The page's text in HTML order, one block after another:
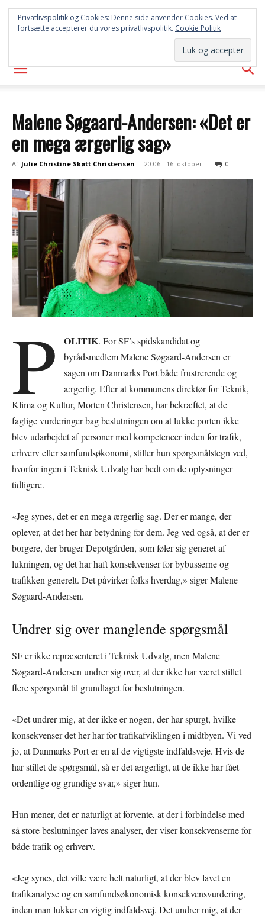
SYD
AVISEN
Malene Søgaard-Andersen: «Det er
en mega ærgerlig sag»
Af Julie Christine Skøtt Christensen - 20:06 - 16. oktober 0
P OLITIK. For SF’s spidskandidat og
byrådsmedlem Malene Søgaard-Andersen er
sagen om Danmarks Port både frustrerende og
ærgerlig. Efter at kommunens direktør for Teknik,
Klima og Kultur, Morten Christensen, har bekræftet, at de
faglige vurderinger bag beslutningen om at lukke porten ikke
blev udarbejdet af personer med kompetencer inden for trafik,
erhverv eller samfundsøkonomi, stiller hun spørgsmålstegn ved,
hvorfor ingen i Teknisk Udvalg har bedt om de oplysninger
tidligere.
«Jeg synes, det er en mega ærgerlig sag. Der er mange, der
oplever, at det her har betydning for dem. Jeg ved også, at der er
borgere, der bruger Depotgården, som føler sig generet af
lukningen, og det har haft konsekvenser for bybusserne og
trafikken generelt. Det påvirker folks hverdag,» siger Malene
Søgaard-Andersen.
Undrer sig over manglende spørgsmål
SF er ikke repræsenteret i Teknisk Udvalg, men Malene
Søgaard-Andersen undrer sig over, at der ikke har været stillet
flere spørgsmål til grundlaget for beslutningen.
«Det undrer mig, at der ikke er nogen, der har spurgt, hvilke
konsekvenser det her har for trafikafviklingen i midtbyen. Vi ved
jo, at Danmarks Port er en af de vigtigste indfaldsveje. Hvis de
har stillet de spørgsmål, så er det ærgerligt, at de ikke har fået
ordentlige og grundige svar,» siger hun.
Hun mener, det er naturligt at forvente, at der i forbindelse med
så store beslutninger laves analyser, der viser konsekvenserne for
både trafik og erhverv.
«Jeg synes, det ville være helt naturligt, at der blev lavet en
trafikanalyse og en samfundsøkonomisk konsekvensvurdering,
inden man lukker en vigtig indfaldsvej. Det undrer mig, at der
Privatlivspolitik og Cookies: Denne side anvender Cookies. Ved at
fortsætte accepterer du vores privatlivspolitik. Cookie Politik